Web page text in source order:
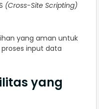
(Cross-Site Scripting)
yang aman untuk
input data
yang